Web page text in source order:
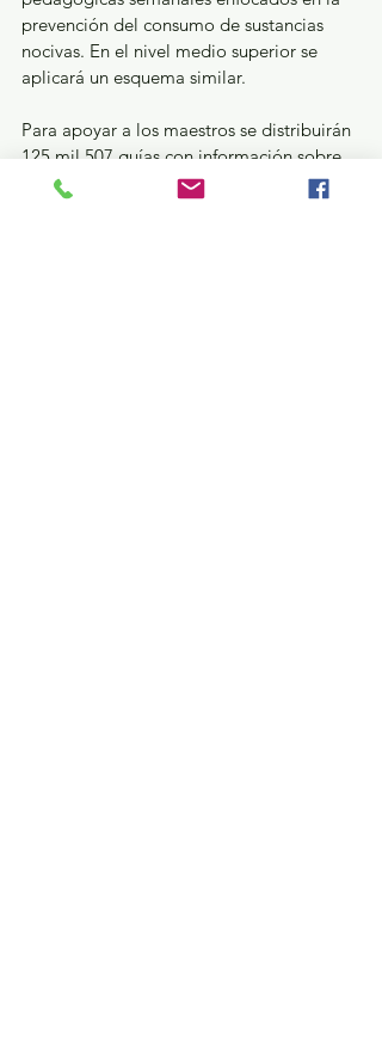
prevención del consumo de sustancias
nocivas. En el nivel medio superior se
aplicará un esquema similar.
Para apoyar a los maestros se distribuirán
125 mil 507 guías con información sobre
diversas drogas y sus efectos en la salud.